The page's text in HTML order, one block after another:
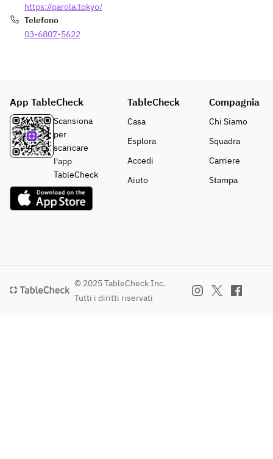
https://parola.tokyo/
Telefono
03-6807-5622
App TableCheck
Scansiona
per
scaricare
l'app
TableCheck
TableCheck
Casa
Esplora
Accedi
Aiuto
Compagnia
Chi Siamo
Squadra
Carriere
Stampa
© 2025 TableCheck Inc.
Tutti i diritti riservati